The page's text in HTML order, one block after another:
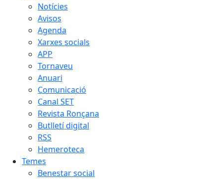
Notícies
Avisos
Agenda
Xarxes socials
APP
Tornaveu
Anuari
Comunicació
Canal SET
Revista Ronçana
Butlletí digital
RSS
Hemeroteca
Temes
Benestar social